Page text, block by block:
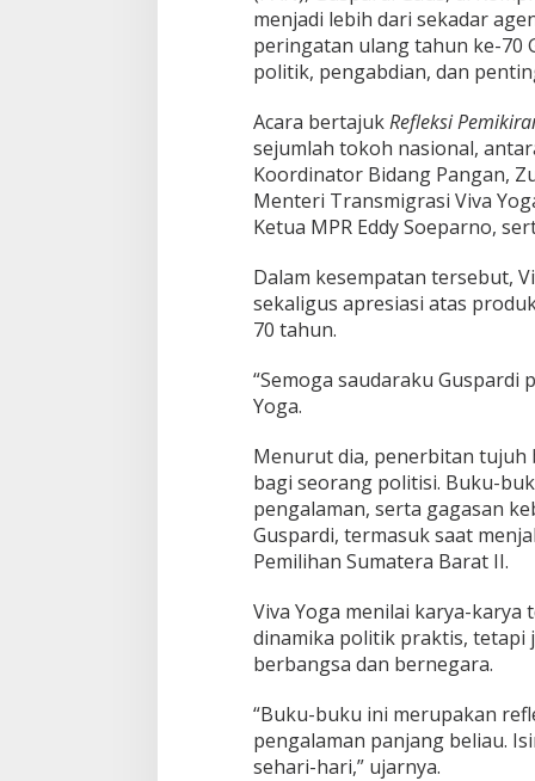
l
u
M
e
n
e
l
a
d
a
n
S
e
g
I
n
t
e
l
e
t
u
a
l
y
a
menjadi lebih dari sekadar
peringatan ulang tahun ke-70
politik, pengabdian, dan
Acara bertajukRefleksi
sejumlah tokoh nasional,
Koordinator Bidang Pangan,
Menteri Transmigrasi Viva
Ketua MPR Eddy Soeparno,
Dalam kesempatan tersebut,
sekaligus apresiasi atas
70 tahun.
“Semoga saudaraku Guspardi
Yoga.
Menurut dia, penerbitan tujuh
bagi seorang politisi. Buku-
pengalaman, serta gagasan
Guspardi, termasuk saat
Pemilihan Sumatera Barat II.
Viva Yoga menilai karya-
dinamika politik praktis, tetapi
berbangsa dan bernegara.
“Buku-buku ini merupakan
pengalaman panjang beliau.
sehari-hari,” ujarnya.